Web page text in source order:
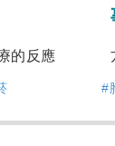
的反應
#